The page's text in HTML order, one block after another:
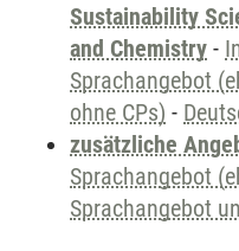
Sustainability
and Chemistry -
Sprachangebot
ohne CPs) -
zusätzliche
Sprachangebot
Sprachangebot